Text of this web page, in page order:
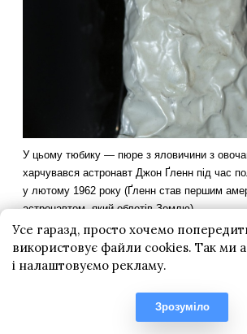
Усе гаразд, просто хочемо
використовує файли cookies. Так ми
і налаштовуємо рекламу.
Зрозуміло